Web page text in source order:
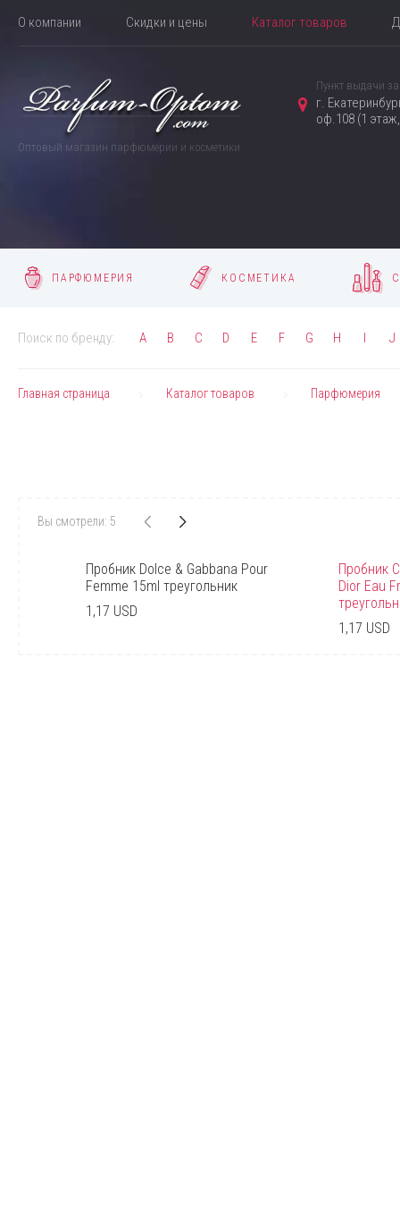
О компании Скидки и цены Каталог товаров
Оптовый магазин парфюмерии и косметики
Пункт выдачи
г.
оф.108 (1
ПАРФЮМЕРИЯ КОСМЕТИКА
Поиск по бренду: A B C D E F G H I J
Главная страница Каталог товаров Парфюмерия
Вы смотрели: 5
Пробник Dolce & Gabbana Pour
Femme 15ml треугольник
1,17 USD
Пробник
Dior Eau
1,17 USD